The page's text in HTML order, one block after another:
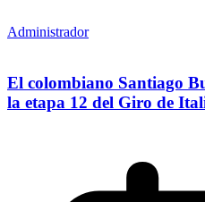
Administrador
El colombiano Santiago
la etapa 12 del Giro de